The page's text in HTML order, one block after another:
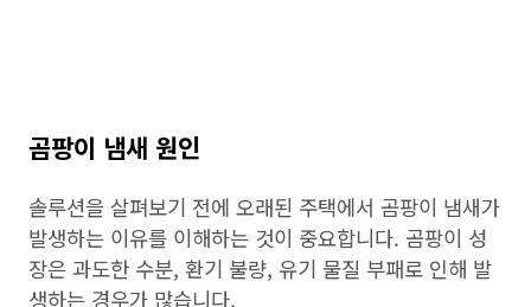
곰팡이 냄새 원인
솔루션을 살펴보기 전에 오래된 주택에서 곰팡이 냄새가
발생하는 이유를 이해하는 것이 중요합니다. 곰팡이 성
장은 과도한 수분, 환기 불량, 유기 물질 부패로 인해 발
생하는 경우가 많습니다.